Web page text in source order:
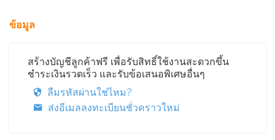
ข้อมูล
สร้างบัญชีลูกค้าฟรี เพื่อรับสิทธิ์ใช้งานสะดวกขึ้น
ชำระเงินรวดเร็ว และรับข้อเสนอพิเศษอื่นๆ
ลืมรหัสผ่านใช่ไหม?
ส่งอีเมลลงทะเบียนชั่วคราวใหม่